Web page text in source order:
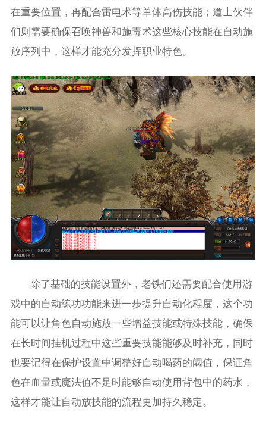
在重要位置，再配合雷电术等单体高伤技能；道士伙伴
们则需要确保召唤神兽和施毒术这些核心技能在自动施
放序列中，这样才能充分发挥职业特色。
除了基础的技能设置外，老铁们还需要配合使用游
戏中的自动练功功能来进一步提升自动化程度，这个功
能可以让角色自动施放一些增益技能或特殊技能，确保
在长时间挂机过程中这些重要技能能够及时补充，同时
也要记得在保护设置中调整好自动喝药的阈值，保证角
色在血量或魔法值不足时能够自动使用背包中的药水，
这样才能让自动放技能的流程更加持久稳定。